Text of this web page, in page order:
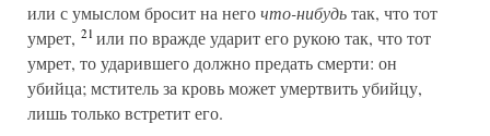
или с умыслом бросит на негочто-нибудьтак, что тот
умрет, 21или по вражде ударит его рукою так, что тот
умрет, то ударившего должно предать смерти: он
убийца; мститель за кровь может умертвить убийцу,
лишь только встретит его.